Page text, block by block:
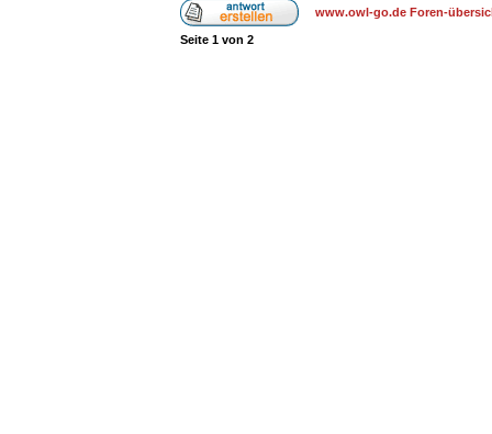
www.owl-go.de Foren-
Seite 1 von 2